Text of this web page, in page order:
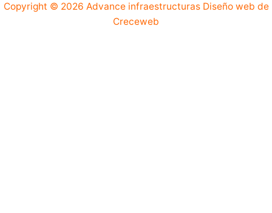
Copyright © 2026 Advance infraestructuras Diseño web de
Creceweb